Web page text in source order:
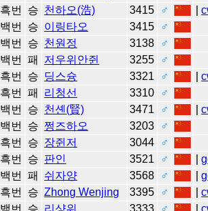
흑번 승 천하오(浩) 3415 ♂ |
백번 승 이링타오 3415
♂
백번 승 천원정 3138
♂
백번 패 저우위안쥔 3255
♂
흑번 승 딩스슝 3321 ♂ |
흑번 패 리청선 3310
♂
백번 승 천셴(賢) 3471 ♂ |
백번 승 쩡즈하오 3203
♂
흑번 승 장쥔저 3044
♂
흑번 승 판인 3521 ♂ |
백번 패 쉬자양 3568 ♂ |
흑번 승 Zhong Wenjing 3395 ♂ |
백번 승 리샹위 3333 ♂ |